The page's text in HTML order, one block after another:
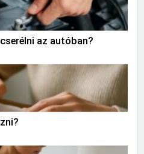
az autóban?